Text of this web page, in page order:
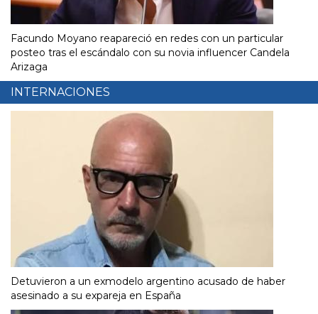
Facundo Moyano reapareció en redes con un particular
posteo tras el escándalo con su novia influencer Candela
Arizaga
INTERNACIONES
Detuvieron a un exmodelo argentino acusado de haber
asesinado a su expareja en España